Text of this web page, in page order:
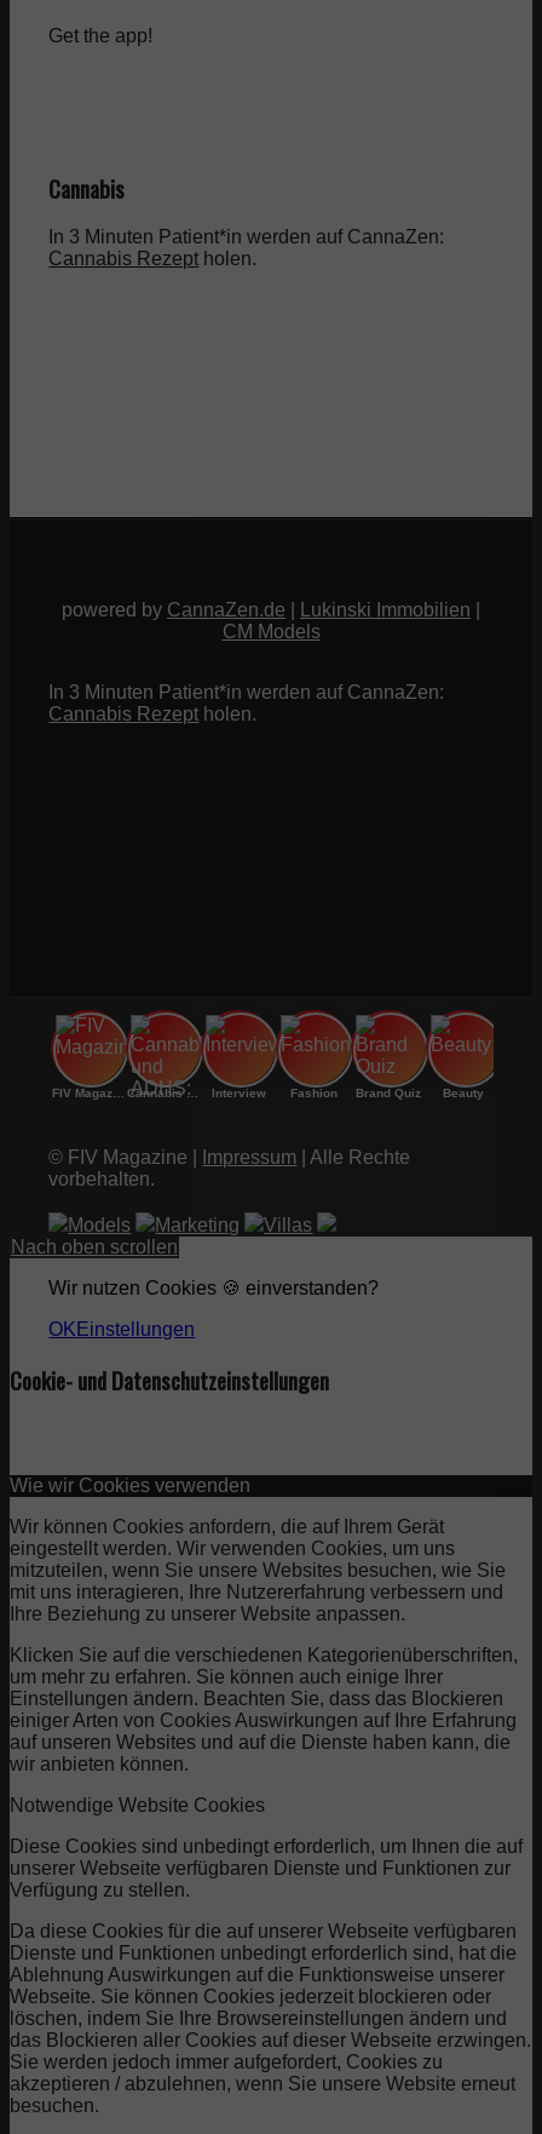
Get the app!
Cannabis
In 3 Minuten Patient*in werden auf CannaZen:
Cannabis Rezept holen.
powered by CannaZen.de Lukinski Immobilien
CM Models
In 3 Minuten Patient*in werden auf CannaZen:
Cannabis Rezept holen.
FIV Magazine Cannabis und ADHS: Interview Fashion Brand Quiz Beauty
© FIV Magazine | Impressum | Alle Rechte
vorbehalten.
Models Marketing
Villas
Nach oben scrollen
Wir nutzen Cookies 🍪 einverstanden?
OK Einstellungen
Cookie- und Datenschutzeinstellungen
Wie wir Cookies verwenden
Wir können Cookies anfordern, die auf Ihrem Gerät
eingestellt werden. Wir verwenden Cookies, um uns
mitzuteilen, wenn Sie unsere Websites besuchen, wie Sie
mit uns interagieren, Ihre Nutzererfahrung verbessern und
Ihre Beziehung zu unserer Website anpassen.
Klicken Sie auf die verschiedenen Kategorienüberschriften,
um mehr zu erfahren. Sie können auch einige Ihrer
Einstellungen ändern. Beachten Sie, dass das Blockieren
einiger Arten von Cookies Auswirkungen auf Ihre Erfahrung
auf unseren Websites und auf die Dienste haben kann, die
wir anbieten können.
Notwendige Website Cookies
Diese Cookies sind unbedingt erforderlich, um Ihnen die auf
unserer Webseite verfügbaren Dienste und Funktionen zur
Verfügung zu stellen.
Da diese Cookies für die auf unserer Webseite verfügbaren
Dienste und Funktionen unbedingt erforderlich sind, hat die
Ablehnung Auswirkungen auf die Funktionsweise unserer
Webseite. Sie können Cookies jederzeit blockieren oder
löschen, indem Sie Ihre Browsereinstellungen ändern und
das Blockieren aller Cookies auf dieser Webseite erzwingen.
Sie werden jedoch immer aufgefordert, Cookies zu
akzeptieren / abzulehnen, wenn Sie unsere Website erneut
besuchen.